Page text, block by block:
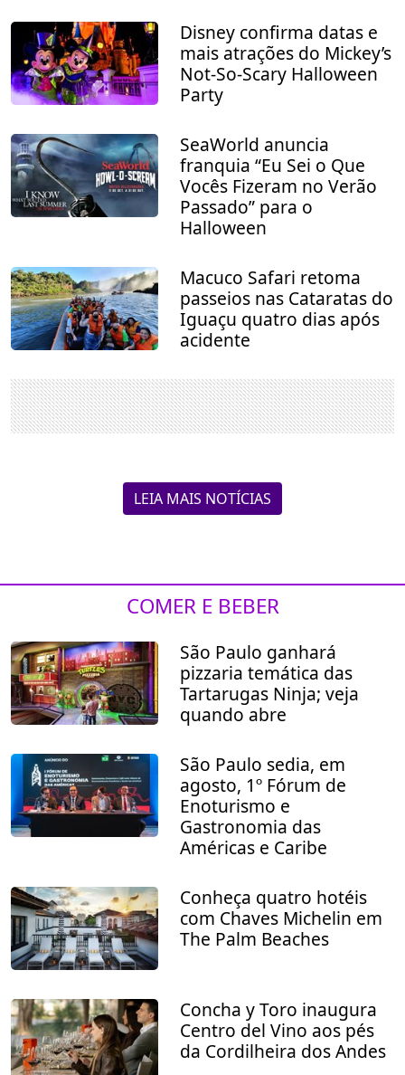
Disney confirma datas e
mais atrações do Mickey’s
Not-So-Scary Halloween
Party
SeaWorld anuncia
franquia “Eu Sei o Que
Vocês Fizeram no Verão
Passado” para o
Halloween
Macuco Safari retoma
passeios nas Cataratas do
Iguaçu quatro dias após
acidente
LEIA MAIS NOTÍCIAS
COMER E BEBER
São Paulo ganhará
pizzaria temática das
Tartarugas Ninja; veja
quando abre
São Paulo sedia, em
agosto, 1º Fórum de
Enoturismo e
Gastronomia das
Américas e Caribe
Conheça quatro hotéis
com Chaves Michelin em
The Palm Beaches
Concha y Toro inaugura
Centro del Vino aos pés
da Cordilheira dos Andes